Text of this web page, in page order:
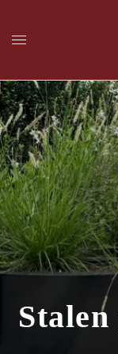
Stalen